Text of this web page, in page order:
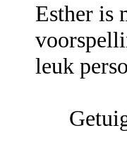
Esther is
leuk